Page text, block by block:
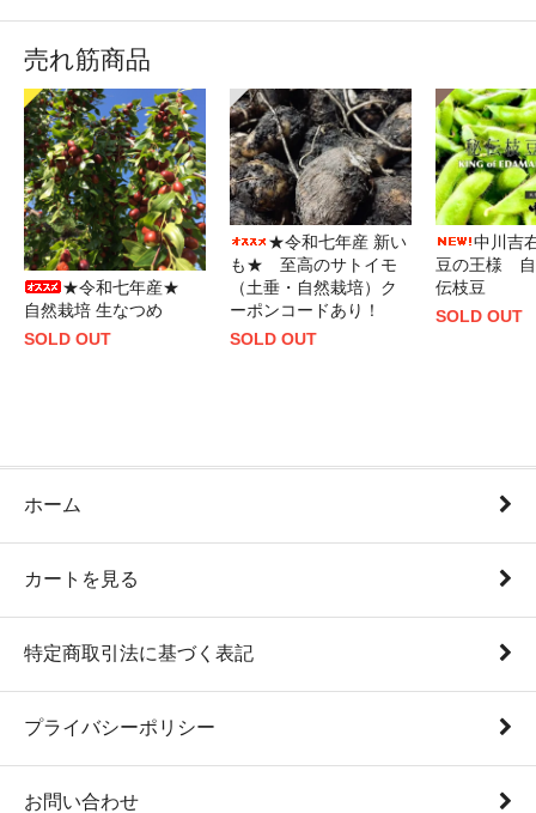
売れ筋商品
★令和七年産★
自然栽培 生なつめ
SOLD OUT
★令和七年産 新い
も★ 至高のサトイモ
（土垂・自然栽培）ク
ーポンコードあり！
SOLD OUT
中川吉
豆の王様 自
伝枝豆
SOLD OUT
ホーム
カートを見る
特定商取引法に基づく表記
プライバシーポリシー
お問い合わせ